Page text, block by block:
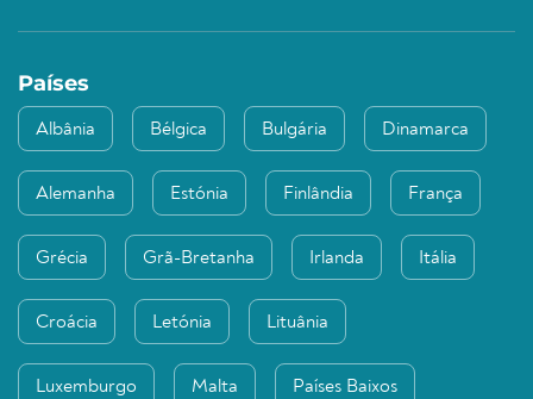
Países
Albânia Bélgica Bulgária Dinamarca
Alemanha Estónia Finlândia França
Grécia Grã-Bretanha Irlanda Itália
Croácia Letónia Lituânia
Luxemburgo Malta Países Baixos